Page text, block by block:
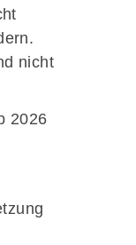
nicht
2026